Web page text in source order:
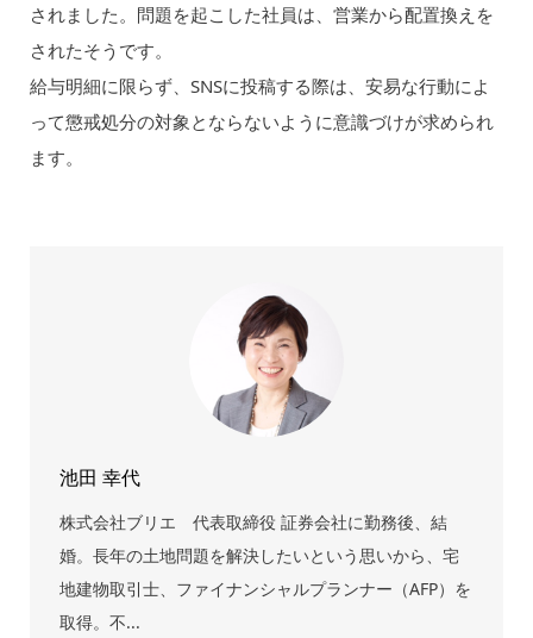
されました。問題を起こした社員は、営業から配置換えを
されたそうです。
給与明細に限らず、SNSに投稿する際は、安易な行動によ
って懲戒処分の対象とならないように意識づけが求められ
ます。
池田 幸代
株式会社ブリエ 代表取締役 証券会社に勤務後、結
婚。長年の土地問題を解決したいという思いから、宅
地建物取引士、ファイナンシャルプランナー（AFP）を
取得。不...